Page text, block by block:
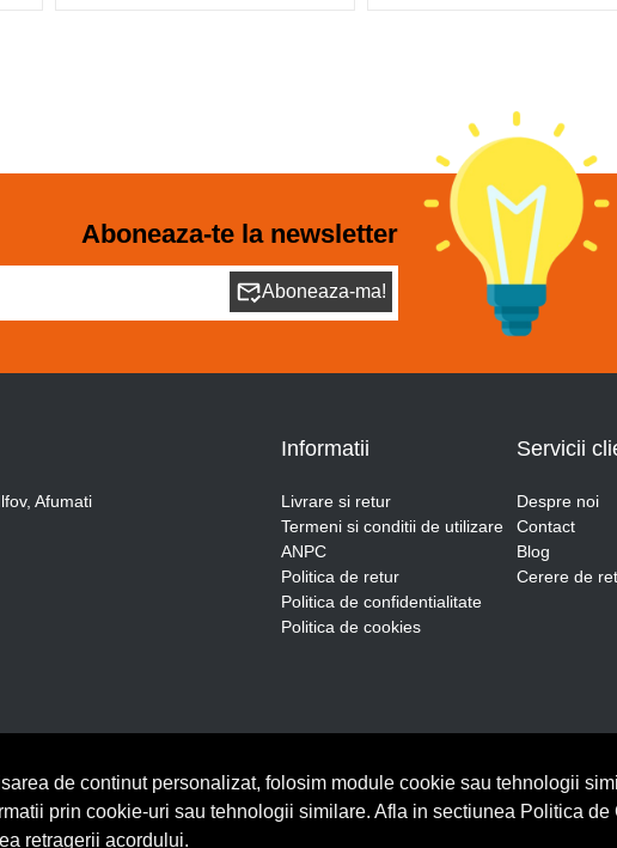
Aboneaza-te la newsletter
Aboneaza-ma!
Afumati
Informatii
Livrare si retur
Termeni si conditii de utilizare
ANPC
Politica de retur
Politica de confidentialitate
Politica de cookies
Servicii
Despre noi
Contact
Blog
Cerere de
rezervate.
de continut personalizat, folosim module cookie sau tehnologii
prin cookie-uri sau tehnologii similare. Afla in sectiunea Politica
retragerii acordului.